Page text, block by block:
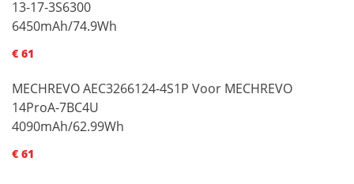
13-17-3S6300
6450mAh/74.9Wh
€ 61
MECHREVO AEC3266124-4S1P Voor MECHREVO
14ProA-7BC4U
4090mAh/62.99Wh
€ 61